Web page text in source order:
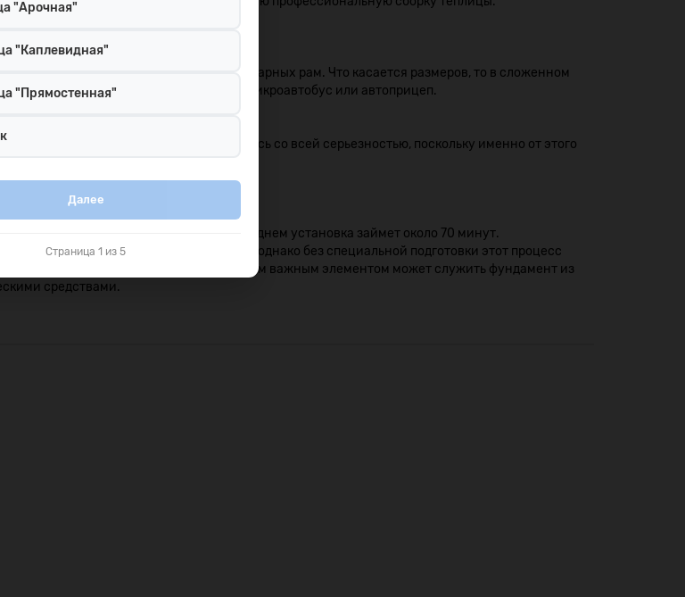
состоит из готовых дугообразных сварных рам. Что касается размеров, то в сложенном
ее доставки может использоваться микроавтобус или автоприцеп.
К вопросам монтажа стоит отнестись со всей серьезностью, поскольку именно от этого
со своими инструментами. В среднем установка займет около 70 минут.
работами самостоятельно, однако без специальной подготовки этот процесс
об основе конструкции. Этим важным элементом может служить фундамент из
средствами.
"Арочная"
"Каплевидная"
"Прямостенная"
Далее
Страница 1 из 5